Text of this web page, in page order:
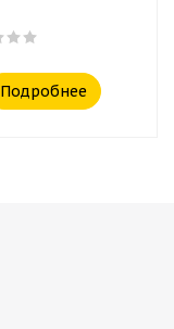
Подробнее